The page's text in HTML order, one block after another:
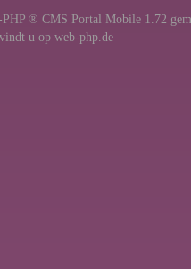
PHP ® CMS Portal Mobile 1.72
u op web-php.de